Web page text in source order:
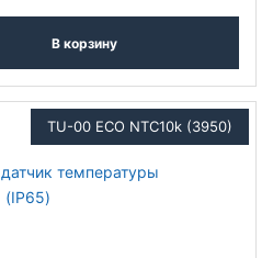
В корзину
TU-00 ECO NTC10k (3950)